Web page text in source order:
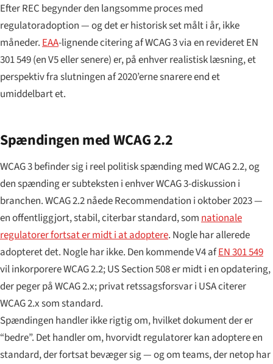
Efter REC begynder den langsomme proces med
regulatoradoption — og det er historisk set målt i år, ikke
måneder.EAA-lignende citering af WCAG 3 via en revideret EN
301 549 (en V5 eller senere) er, på enhver realistisk læsning, et
perspektiv fra slutningen af 2020’erne snarere end et
umiddelbart et.
Spændingen med WCAG 2.2
WCAG 3 befinder sig i reel politisk spænding med WCAG 2.2, og
den spænding er subteksten i enhver WCAG 3-diskussion i
branchen. WCAG 2.2 nåede Recommendation i oktober 2023 —
en offentliggjort, stabil, citerbar standard, somnationale
regulatorer fortsat er midt i at adoptere. Nogle har allerede
adopteret det. Nogle har ikke. Den kommende V4 afEN 301 549
vil inkorporere WCAG 2.2; US Section 508 er midt i en opdatering,
der peger på WCAG 2.x; privat retssags­forsvar i USA citerer
WCAG 2.x som standard.
Spændingen handler ikke rigtig om, hvilket dokument der er
“bedre”. Det handler om, hvorvidt regulatorer kan adoptere en
standard, der fortsat bevæger sig — og om teams, der netop har